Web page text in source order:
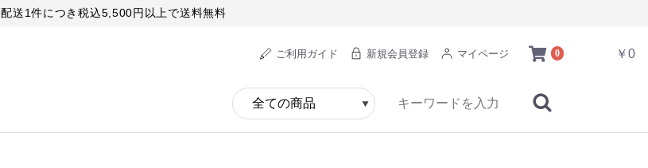
配送1件につき税込5,500円以上で送料無料
0 ￥0
ご利用ガイド 新規会員登録 マイページ